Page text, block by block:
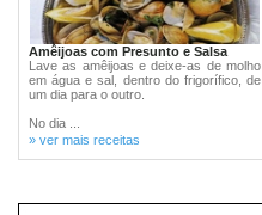
Amêijoas com Presunto e Salsa
Lave as amêijoas e deixe-as de molho
em água e sal, dentro do frigorífico, de
um dia para o outro.
No dia ...
» ver mais receitas